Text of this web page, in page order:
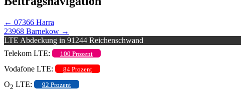
← 07366 Harra
23968 Barnekow →
LTE Abdeckung in 91244 Reichenschwand
Telekom LTE:
100 Prozent
Vodafone LTE: 84 Prozent
O2 LTE: 92 Prozent